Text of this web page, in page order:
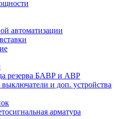
автоматизации
резерва БАВР и АВР
и доп. устройства
арматура